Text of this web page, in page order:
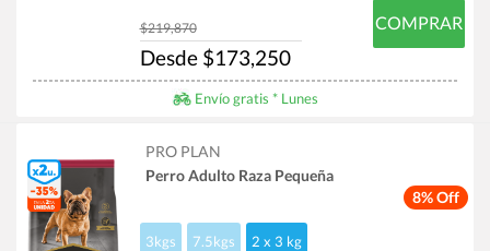
$219,870
Desde $173,250
COMPRAR
Envío gratis * Lunes
8% Off
PRO PLAN
Perro Adulto Raza Pequeña
3kgs 7.5kgs 2 x 3 kg